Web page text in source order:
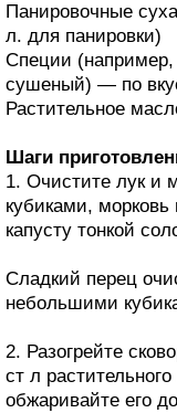
Панировочные
л. для панировки)
Специи (например,
сушеный) — по
Растительное
Шаги
1. Очистите лук и
кубиками, морковь
капусту тонкой
Сладкий перец
небольшими
2. Разогрейте
ст л
обжаривайте его